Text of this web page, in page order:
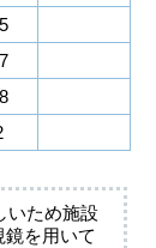
いため施設
を用いて